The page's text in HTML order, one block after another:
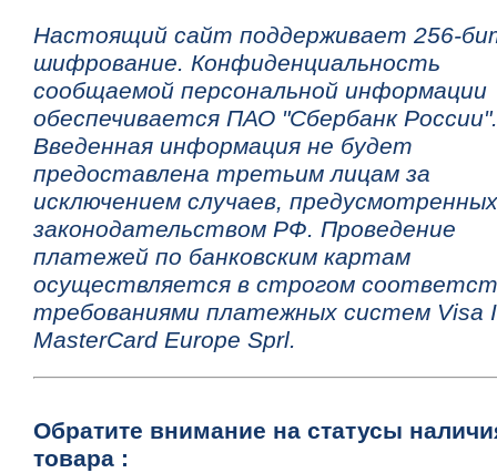
Настоящий сайт поддерживает 256-
шифрование. Конфиденциальность
сообщаемой персональной информации
обеспечивается ПАО "Сбербанк России".
Введенная информация не будет
предоставлена третьим лицам за
исключением случаев, предусмотренных
законодательством РФ. Проведение
платежей по банковским картам
осуществляется в строгом
требованиями платежных систем Visa
MasterCard Europe Sprl.
Обратите внимание на статусы
товара :